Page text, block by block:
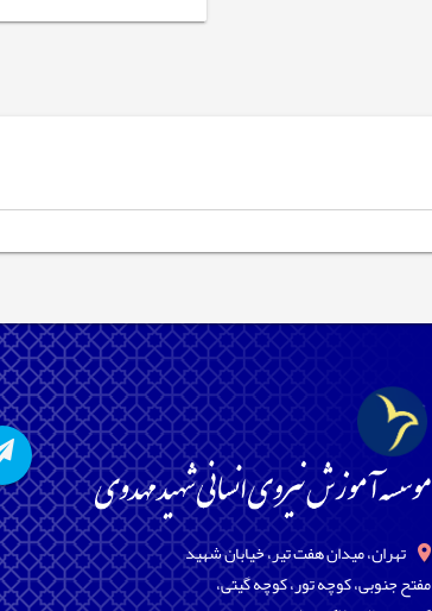
تهران، میدان هفت تیر، خیابان شهید
مفتح جنوبی، کوچه تور، کوچه گیتی،